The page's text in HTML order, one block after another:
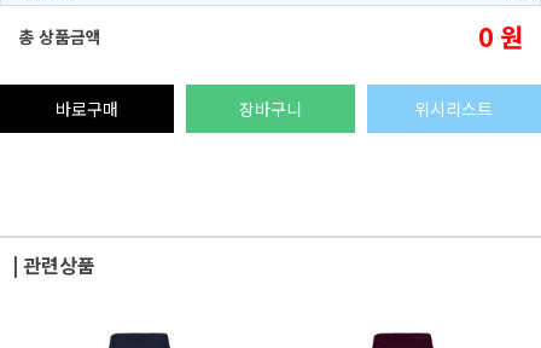
총 상품금액 0 원
바로구매 장바구니 위시리스트
| 관련상품